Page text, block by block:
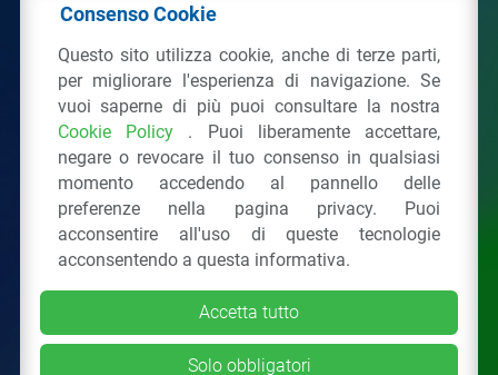
Plastiche da Riciclo
C.F. 97381090154
Via San Vittore 36 20123Milano (MI)
Tel.: 02 43928225.
Tutti i diritti riservati Privacy Policy &Cookie
Consenso Cookie
Questo sito utilizza cookie, anche di terze parti,
per migliorare l'esperienza di navigazione. Se
vuoi saperne di più puoi consultare la nostra
Cookie Policy . Puoi liberamente accettare,
negare o revocare il tuo consenso in qualsiasi
momento accedendo al pannello delle
preferenze nella pagina privacy. Puoi
acconsentire all'uso di queste tecnologie
acconsentendo a questa informativa.
Accetta tutto
Solo obbligatori